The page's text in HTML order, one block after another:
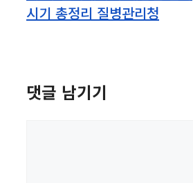
시기 총정리 질병관리청
댓글 남기기